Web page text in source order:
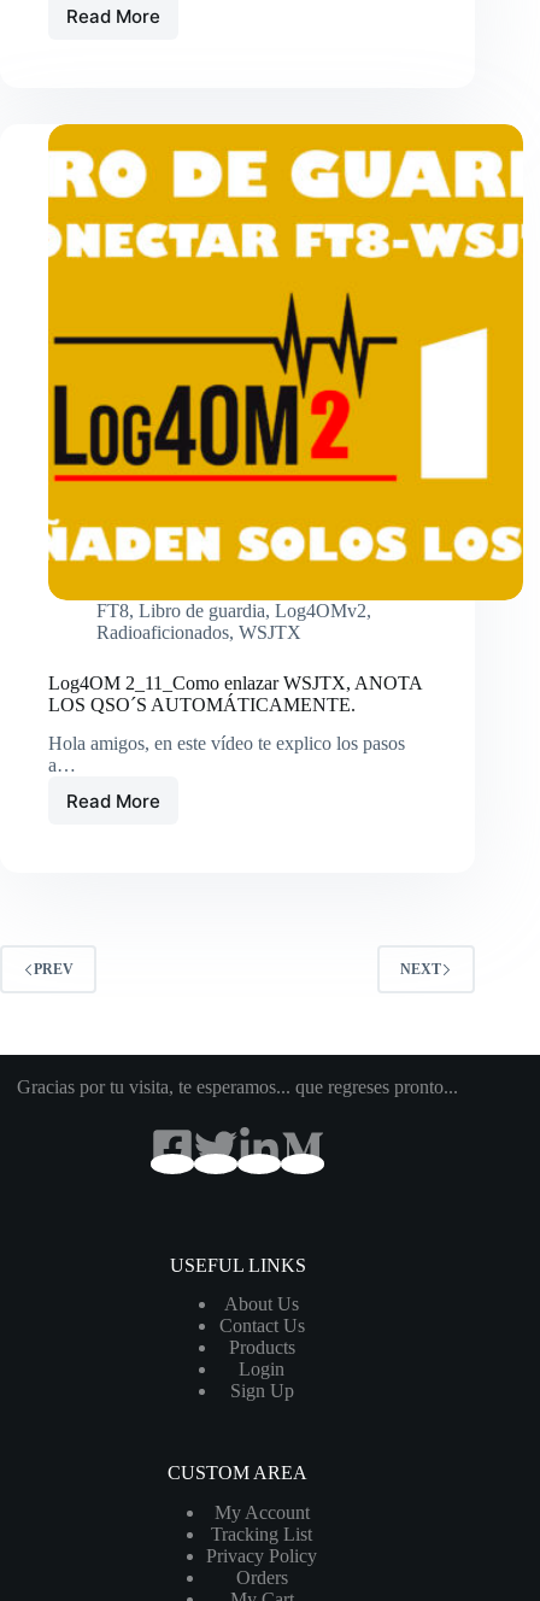
Read MoreCOMPRAMOS
Y
¿DESPUÉS
HACEMOS?
PASO
FT8, Libro de guardia, Log4OMv2,
Radioaficionados, WSJTX
Log4OM 2_11_Como enlazar WSJTX, ANOTA
LOS QSO´S AUTOMÁTICAMENTE.
Hola amigos, en este vídeo te explico los pasos
a…
Read More
Log4OM
PREV NEXT
Gracias por tu visita, te esperamos... que regreses pronto...
USEFUL LINKS
About Us
Contact Us
Products
Login
Sign Up
CUSTOM AREA
My Account
Tracking List
Privacy Policy
Orders